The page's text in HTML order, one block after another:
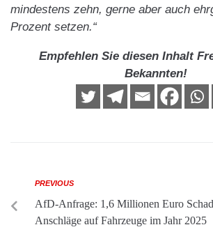
mindestens zehn, gerne aber auch
Prozent setzen.“
Empfehlen Sie diesen Inhalt
Bekannten!
PREVIOUS
AfD-Anfrage: 1,6 Millionen Euro
Anschläge auf Fahrzeuge im Jahr 2025